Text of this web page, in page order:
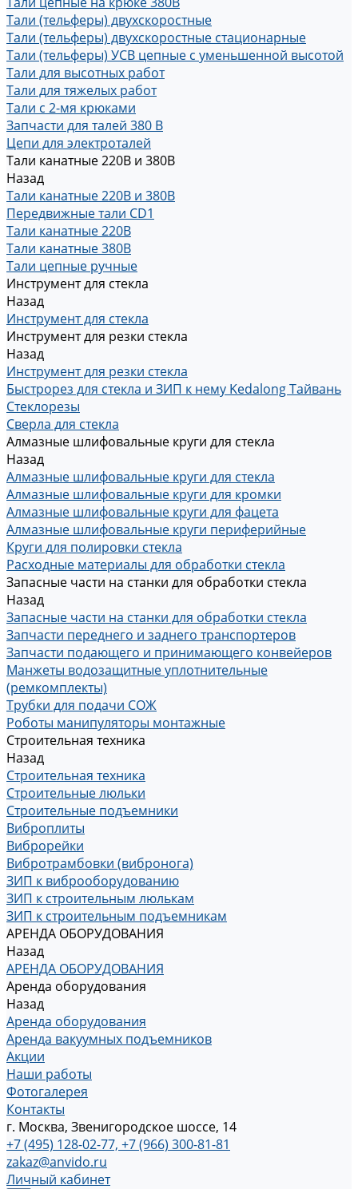
Тали (тельферы) двухскоростные
Тали (тельферы) двухскоростные стационарные
Тали (тельферы) УСВ цепные с уменьшенной высотой
Тали для высотных работ
Тали для тяжелых работ
Тали с 2-мя крюками
Запчасти для талей 380 В
Цепи для электроталей
Тали канатные 220В и 380В
Назад
Тали канатные 220В и 380В
Передвижные тали CD1
Тали канатные 220В
Тали канатные 380В
Тали цепные ручные
Инструмент для стекла
Назад
Инструмент для стекла
Инструмент для резки стекла
Назад
Инструмент для резки стекла
Быстрорез для стекла и ЗИП к нему Kedalong Тайвань
Стеклорезы
Сверла для стекла
Алмазные шлифовальные круги для стекла
Назад
Алмазные шлифовальные круги для стекла
Алмазные шлифовальные круги для кромки
Алмазные шлифовальные круги для фацета
Алмазные шлифовальные круги периферийные
Круги для полировки стекла
Расходные материалы для обработки стекла
Запасные части на станки для обработки стекла
Назад
Запасные части на станки для обработки стекла
Запчасти переднего и заднего транспортеров
Запчасти подающего и принимающего конвейеров
Манжеты водозащитные уплотнительные
(ремкомплекты)
Трубки для подачи СОЖ
Роботы манипуляторы монтажные
Строительная техника
Назад
Строительная техника
Строительные люльки
Строительные подъемники
Виброплиты
Виброрейки
Вибротрамбовки (вибронога)
ЗИП к виброоборудованию
ЗИП к строительным люлькам
ЗИП к строительным подъемникам
АРЕНДА ОБОРУДОВАНИЯ
Назад
АРЕНДА ОБОРУДОВАНИЯ
Аренда оборудования
Назад
Аренда оборудования
Аренда вакуумных подъемников
Акции
Наши работы
Фотогалерея
Контакты
г. Москва, Звенигородское шоссе, 14
+7 (495) 128-02-77, +7 (966) 300-81-81
zakaz@anvido.ru
Личный кабинет